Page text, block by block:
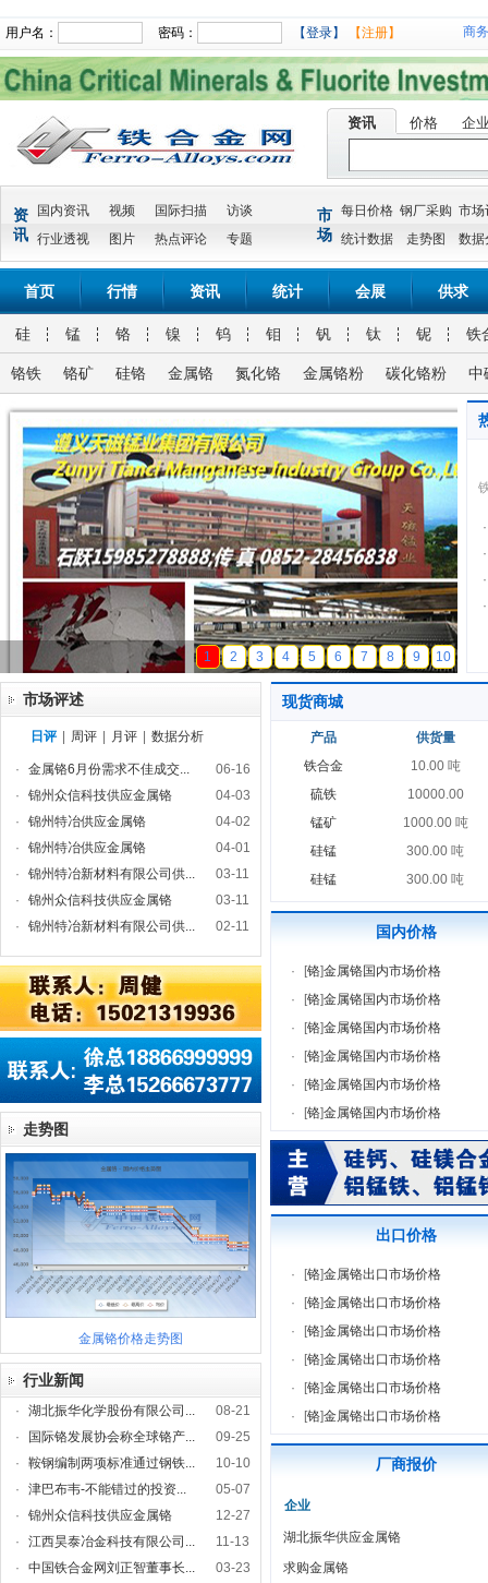
用户名： 密码： 【登录】 【注册】 商
资讯 价格 企
资
讯
国内资讯 视频 国际扫描
访谈
行业透视
图片 热点评论 专题
市
场
每日价格 钢厂采购 市场
统计数据
走势图 数据
首页 行情 资讯 统计 会展 供求
硅 锰 铬 镍 钨 钼 钒 钛 铌 铁
铬铁 铬矿 硅铬 金属铬 氮化铬 金属铬粉 碳化铬粉 中
天磁锰业
1 2 3 4 5 6 7 8 9 10
·
·
·
·
市场评述
日评 周评 月评 数据分析
· 金属铬6月份需求不佳成交...
06-16
·
锦州众信科技供应金属铬
04-03
·
锦州特冶供应金属铬
04-02
·
锦州特冶供应金属铬
04-01
·
锦州特冶新材料有限公司供...
03-11
·
锦州众信科技供应金属铬
03-11
·
锦州特冶新材料有限公司供... 02-11
走势图
金属铬价格走势图
行业新闻
· 湖北振华化学股份有限公司...
08-21
·
国际铬发展协会称全球铬产...
09-25
·
鞍钢编制两项标准通过钢铁...
10-10
·
津巴布韦-不能错过的投资...
05-07
·
锦州众信科技供应金属铬
12-27
·
江西昊泰冶金科技有限公司...
11-13
·
中国铁合金网刘正智董事长... 03-23
现货商城
产品
供货量
铁合金
10.00 吨
硫铁
10000.00
锰矿
1000.00 吨
硅锰
300.00 吨
硅锰
300.00 吨
国内价格
· [铬]金属铬国内市场价格
·
[铬]金属铬国内市场价格
·
[铬]金属铬国内市场价格
·
[铬]金属铬国内市场价格
·
[铬]金属铬国内市场价格
·
[铬]金属铬国内市场价格
出口价格
· [铬]金属铬出口市场价格
·
[铬]金属铬出口市场价格
·
[铬]金属铬出口市场价格
·
[铬]金属铬出口市场价格
·
[铬]金属铬出口市场价格
·
[铬]金属铬出口市场价格
厂商报价
企业
湖北振华供应金属铬
求购金属铬